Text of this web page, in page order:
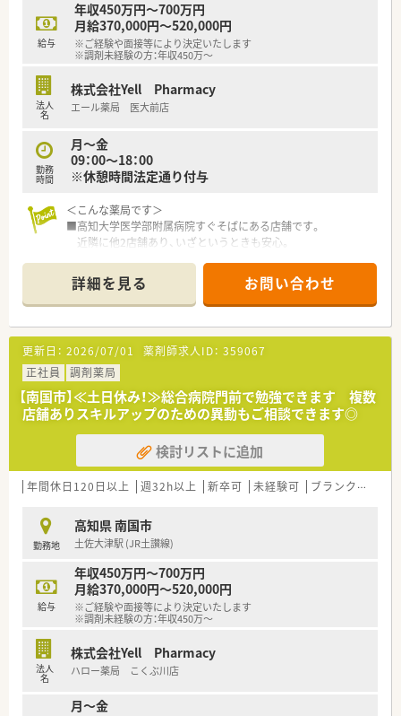
っており、無理のない勤務が可能です。
■完全週休2日制をベースに年間休日120日を確保しており、仕
事とプライベートの充実を両立できます。
ことがないようしっかり管理されています。
【職場環境と雰囲気】
務に取り組める快適な空間が広がっています。
■最新のレセコンや調剤機器、ピッキングサポートシステムなど
を導入し、業務の効率化を図っています。
て働き続けられる居心地の良い職場環境です。
給与
年収450万円～700万円
月給370,000円～520,000円
※ご経験や面接等により決定いたします
※調剤未経験の方：年収450万～
法人
名
株式会社Yell Pharmacy
エール薬局 医大前店
勤務
時間
月～金
09：00～18：00
※休憩時間法定通り付与
＜こんな薬局です＞
■高知大学医学部附属病院すぐそばにある店舗です。
近隣に他2店舗あり、いざというときも安心。
ダークグレーを基調としたスタイリッシュな外観で、ピンクの
看板が目印です。
■薬剤師常時4～5名体制、管理薬剤師は女性です。
＜業務内容＞
■調剤・投薬・監査等、外来処方箋の対応全般をお願いいたしま
す。
■総合科目を応需しています。幅広い処方箋を対応しますので
スキルアップにつながります。
■処方箋枚数は1日あたり平均70枚です。
■投薬口は4か所あり、立ち投薬となります。
患者様のプライバシーに配慮しすりガラスのパーテーション
で区切られています。
■在宅業務もございます。これまでのご経験や入社後の状況に
■クリーンベンチも導入されています。
＜研修制度＞
■ご入職後は店舗での実務を通じて一連の流れを習得頂きま
す。
ベテランの社員さんもおられますので安心です。
■認定薬剤師取得サポートとしてe-ラーニングの利用が可能で
■1年に3回（3月、7月、11月）グループ内の薬剤師・看護師・ケアマ
ネージャー・看護師・事務職全ての職員を集めての勉強会を開か
れています。薬の知識だけでなく、安全管理の取り組みや外部の
■保険薬局での勤務未経験の方に対しても、電子薬歴の使用方法
詳細を見る お問い合わせ
更新日： 2026/07/01 薬剤師求人ID： 359067
正社員
調剤薬局
【南国市】≪土日休み！≫総合病院門前で勉強できます 複数
店舗ありスキルアップのための異動もご相談できます◎
検討リストに追加
年間休日120日以上 週32h以上 新卒可 未経験可 ブランク可
勤務地
高知県 南国市
土佐大津駅 (JR土讃線)
給与
年収450万円～700万円
月給370,000円～520,000円
※ご経験や面接等により決定いたします
※調剤未経験の方：年収450万～
法人
名
株式会社Yell Pharmacy
ハロー薬局 こくぶ川店
月～金